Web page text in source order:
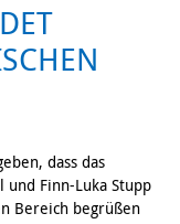
dass das
Finn-Luka Stupp
Bereich begrüßen